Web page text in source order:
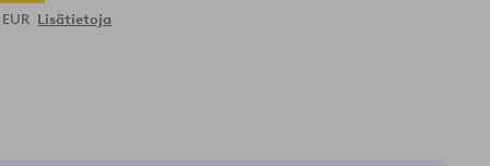
EUR Lisätietoja